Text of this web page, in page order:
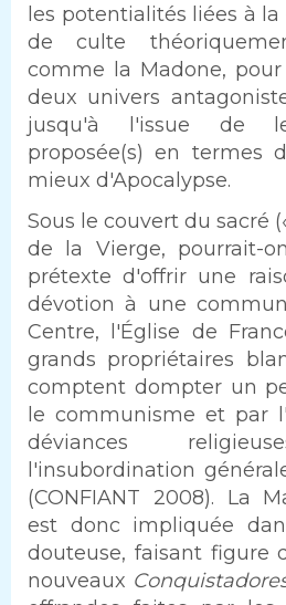
les potentialités liées à
de culte
comme la Madone,
deux univers
jusqu'à l'issue de
proposée(s) en termes
mieux d'Apocalypse.
Sous le couvert du sacré
de la Vierge, pourrait-
prétexte d'offrir une
dévotion à une
Centre, l'Église de
grands propriétaires
comptent dompter un
le communisme et par
déviances
l'insubordination
(CONFIANT 2008). La
est donc impliquée
douteuse, faisant figure
nouveaux